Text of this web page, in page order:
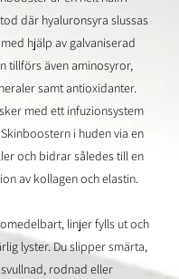
där hyaluronsyra slussas
hjälp av galvaniserad
tillförs även aminosyror,
samt antioxidanter.
med ett infuzionsystem
i huden via en
och bidrar således till en
av kollagen och elastin.
linjer fylls ut och
lyster. Du slipper smärta,
rodnad eller